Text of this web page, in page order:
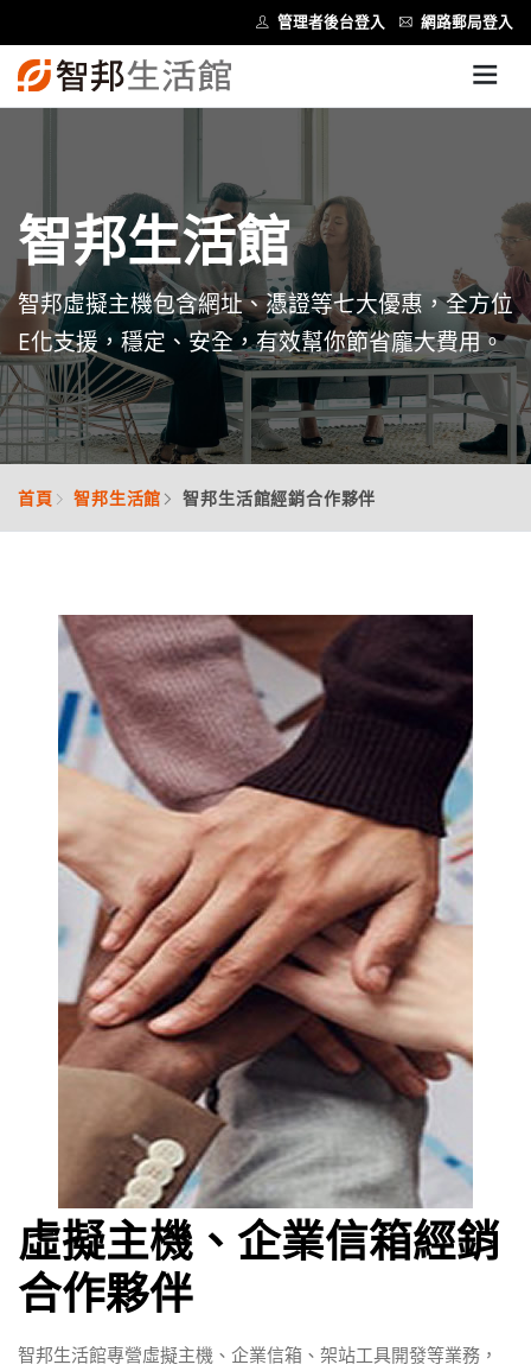
管理者後台登入 網路郵局登入
智邦生活館
智邦虛擬主機包含網址、憑證等七大優惠，全方位
E化支援，穩定、安全，有效幫你節省龐大費用。
首頁 智邦生活館 智邦生活館經銷合作夥伴
虛擬主機、企業信箱經銷
合作夥伴
智邦生活館專營虛擬主機、企業信箱、架站工具開發等業務，